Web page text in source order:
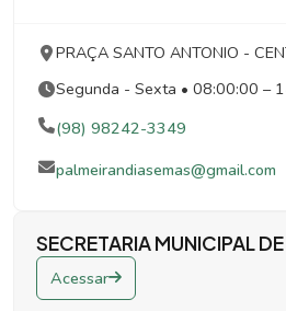
PRAÇA SANTO ANTONIO -
Segunda - Sexta • 08:00:00 –
(98) 98242-3349
palmeirandiasemas@gmail.com
SECRETARIA MUNICIPAL
Acessar